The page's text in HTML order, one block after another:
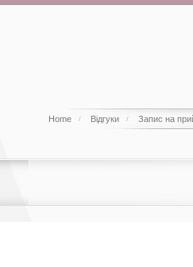
Home Відгуки Запис на